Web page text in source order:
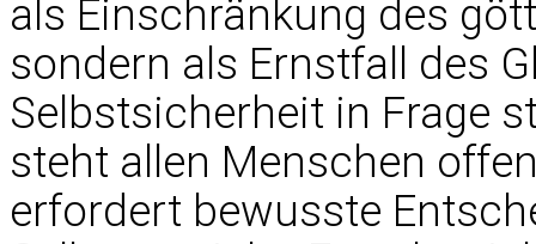
als Einschränkung des
sondern als Ernstfall des
Selbstsicherheit in Frage
steht allen Menschen
erfordert bewusste